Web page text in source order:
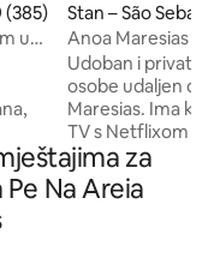
ocjena: 4,89/5,
(385)
u
Stan – São
Anoa Maresias
m od plaže
Udoban i privatni
osobe udaljen
Maresias. Ima
TV s Netflixom i
aplikacije, balkon
privatnu kuhinju
mikrovalnom
za
Pe Na Areia